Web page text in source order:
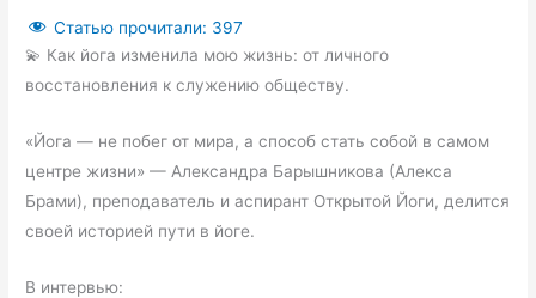
Статью прочитали: 397
💫 Как йога изменила мою жизнь: от личного
восстановления к служению обществу.
«Йога — не побег от мира, а способ стать собой в самом
центре жизни» — Александра Барышникова (Алекса
Брами), преподаватель и аспирант Открытой Йоги, делится
своей историей пути в йоге.
В интервью: